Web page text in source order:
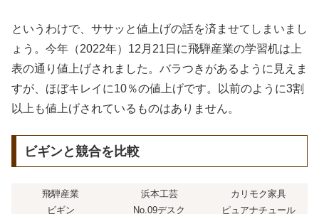
というわけで、ササッと値上げの話を済ませてしまいまし
ょう。今年（2022年）12月21日に飛騨産業の学習机は上
表の通り値上げされました。バラつきがあるように見えま
すが、ほぼキレイに10％の値上げです。以前のように3割
以上も値上げされているものはありません。
ビギンと競合を比較
飛騨産業
ビギン
浜本工芸
No.09デスク
カリモク家具
ピュアナチュール